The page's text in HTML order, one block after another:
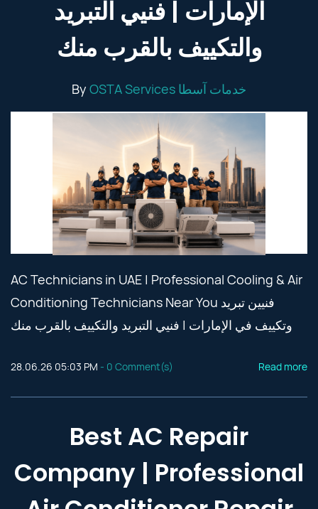
الإمارات | فنيي التبريد
والتكييف بالقرب منك
By OSTA Services خدمات آسطا
AC Technicians in UAE | Professional Cooling & Air
Conditioning Technicians Near You فنيين تبريد
وتكييف في الإمارات | فنيي التبريد والتكييف بالقرب منك
28.06.26 05:03 PM - 0 Comment(s) Read more
Best AC Repair
Company | Professional